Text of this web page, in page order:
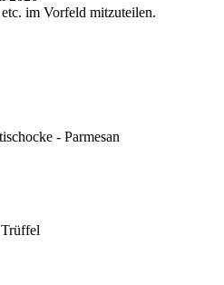
im Vorfeld mitzuteilen.
- Parmesan